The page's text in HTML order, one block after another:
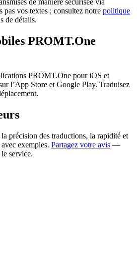
de manière sécurisée via
vos textes ; consultez notre politique
de détails.
PROMT.One
PROMT.One pour iOS et
l’App Store et Google Play. Traduisez
précision des traductions, la rapidité et
exemples. Partagez votre avis —
service.